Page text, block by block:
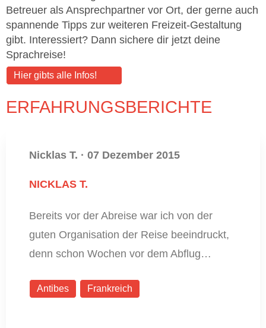
Betreuer als Ansprechpartner vor Ort, der gerne auch
spannende Tipps zur weiteren Freizeit-Gestaltung
gibt. Interessiert? Dann sichere dir jetzt deine
Sprachreise!
Hier gibts alle Infos!
ERFAHRUNGSBERICHTE
Nicklas T. · 07 Dezember 2015
NICKLAS T.
Bereits vor der Abreise war ich von der
guten Organisation der Reise beeindruckt,
denn schon Wochen vor dem Abflug…
Antibes Frankreich